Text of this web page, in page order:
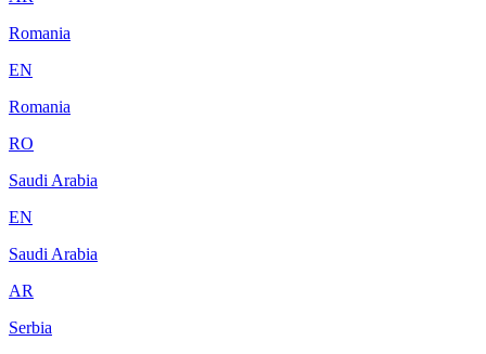
Romania
EN
Romania
RO
Saudi Arabia
EN
Saudi Arabia
AR
Serbia